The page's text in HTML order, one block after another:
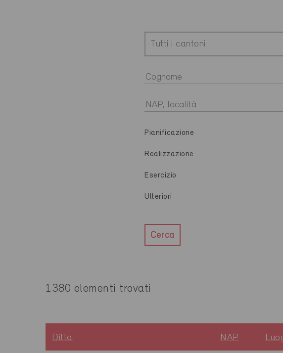
Tutti i cantoni
Pianificazione
Realizzazione
Esercizio
Ulteriori
Cerca
1380 elementi trovati
Ditta NAP